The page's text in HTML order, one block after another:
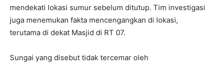
mendekati lokasi sumur sebelum ditutup. Tim investigasi
juga menemukan fakta mencengangkan di lokasi,
terutama di dekat Masjid di RT 07.
Sungai yang disebut tidak tercemar oleh